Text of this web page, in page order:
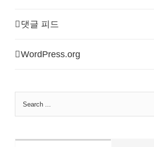
댓글 피드
WordPress.org
Search